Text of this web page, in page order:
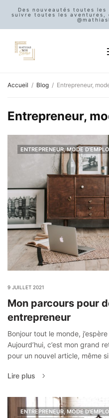
Des nouveautés toutes
suivre toutes les aventures,
Accueil Blog Entrepreneur,
Entrepreneur,
ENTREPRENEUR, MODE
9 JUILLET 2021
Mon parcours pour
entrepreneur
Bonjour tout le monde,
Aujourd’hui, c’est mon grand
pour un nouvel article, même
Lire plus
ENTREPRENEUR, MODE